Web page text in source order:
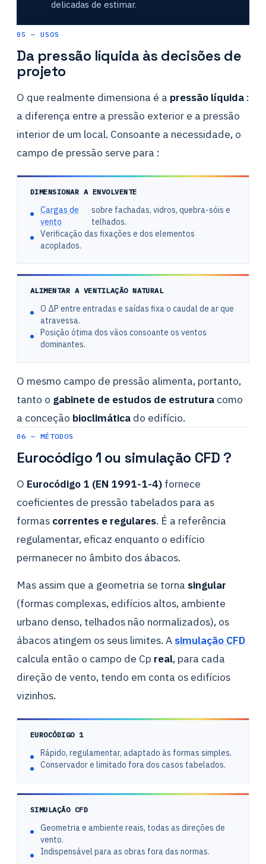
delicadas de estimar.
05 — USOS
Da pressão líquida às decisões de
projeto
O que realmente dimensiona é a pressão líquida :
a diferença entre a pressão exterior e a pressão
interior de um local. Consoante a necessidade, o
campo de pressão serve para :
DIMENSIONAR A ENVOLVENTE
Cargas de
vento
sobre fachadas, vidros, quebra-sóis e
telhados.
Verificação das fixações e dos elementos
acoplados.
ALIMENTAR A VENTILAÇÃO NATURAL
O ΔP entre entradas e saídas fixa o caudal de ar que
atravessa.
Posição ótima dos vãos consoante os ventos
dominantes.
O mesmo campo de pressão alimenta, portanto,
tanto o gabinete de estudos de estrutura como
a conceção bioclimática do edifício.
06 — MÉTODOS
Eurocódigo 1 ou simulação CFD ?
O Eurocódigo 1 (EN 1991-1-4) fornece
coeficientes de pressão tabelados para as
formas correntes e regulares. É a referência
regulamentar, eficaz enquanto o edifício
permanecer no âmbito dos ábacos.
Mas assim que a geometria se torna singular
(formas complexas, edifícios altos, ambiente
urbano denso, telhados não normalizados), os
ábacos atingem os seus limites. A simulação CFD
calcula então o campo de Cp real, para cada
direção de vento, tendo em conta os edifícios
vizinhos.
EUROCÓDIGO 1
Rápido, regulamentar, adaptado às formas simples.
Conservador e limitado fora dos casos tabelados.
SIMULAÇÃO CFD
Geometria e ambiente reais, todas as direções de
vento.
Indispensável para as obras fora das normas.